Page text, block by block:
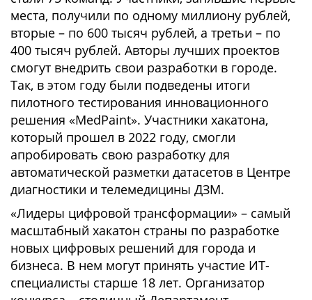
места, получили по одному миллиону рублей,
вторые – по 600 тысяч рублей, а третьи – по
400 тысяч рублей. Авторы лучших проектов
смогут внедрить свои разработки в городе.
Так, в этом году были подведены итоги
пилотного тестирования инновационного
решения «MedPaint». Участники хакатона,
который прошел в 2022 году, смогли
апробировать свою разработку для
автоматической разметки датасетов в Центре
диагностики и телемедицины ДЗМ.
«Лидеры цифровой трансформации» – самый
масштабный хакатон страны по разработке
новых цифровых решений для города и
бизнеса. В нем могут принять участие ИТ-
специалисты старше 18 лет. Организатор